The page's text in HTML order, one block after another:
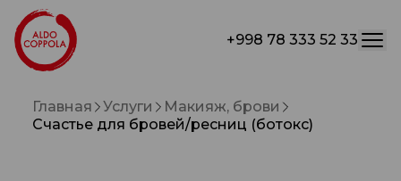
+998 78 333 52 33
Главная Услуги
Макияж, брови
Счастье для бровей/ресниц (ботокс)